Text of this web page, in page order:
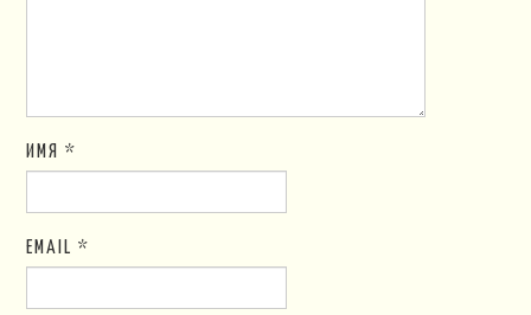
ИМЯ*
EMAIL*